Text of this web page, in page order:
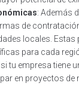
: Además
de
locales.
para cada
tu empresa tiene
en proyectos de